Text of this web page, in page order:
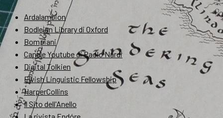
Ardalambion
Bodleian Library di Oxford
Bompiani
Canale Youtube di Paolo Nardi
Digital Tolkien
Elvish Linguistic Fellowship
HarperCollins
Il Sito dell'Anello